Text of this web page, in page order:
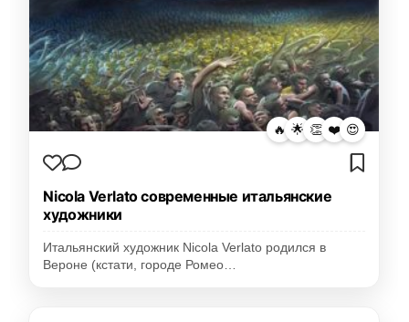
🔥 🌟 👏 ❤️ 😍
Nicola Verlato современные итальянские
художники
Итальянский художник Nicola Verlato родился в
Вероне (кстати, городе Ромео…